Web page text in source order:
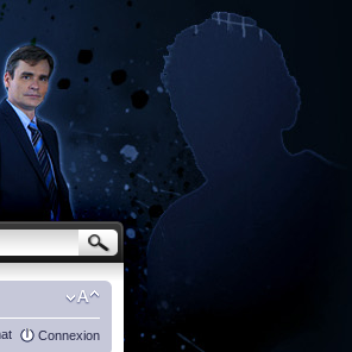
Connexion